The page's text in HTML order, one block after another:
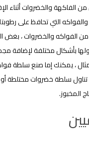
الفاكهة والخضروات أثناء
والفواكه التي تحافظ على
الفواكه والخضروات ، بغض
بأشكال مختلفة لإضافة
، يمكنك إما صنع سلطة
سلطة خضروات مختلطة أو
المخبوز.